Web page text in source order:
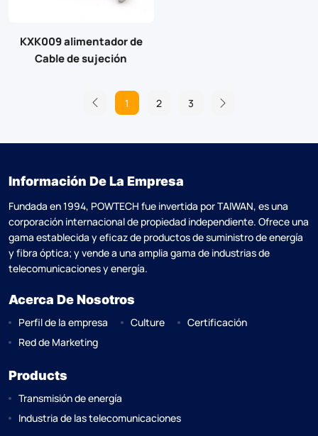
KXK009 alimentador de
Cable de sujeción
1 2 3
Información De La Empresa
Fundada en 1994, POWTECH fue invertida por TAlWAN, es una
corporación internacional de propiedad independiente. Ofrece una
gama establecida y eficaz de productos de suministro de energía
y fibra óptica; y vende a una amplia gama de industrias de
telecomunicaciones y energía.
Acerca De Nosotros
Perfil de la empresa Culture
Certificación
Red de Marketing
Products
Transmisión de energía
Industria de las telecomunicaciones